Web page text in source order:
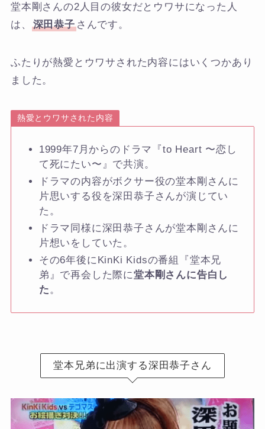
堂本剛さんの2人目の彼女だとウワサになった人
は、
深田恭子さんです。
ふたりが熱愛とウワサされた内容にはいくつかあり
ました。
熱愛とウワサされた内容
1999年7月からのドラマ『to Heart 〜恋し
て死にたい〜』で共演。
ドラマの内容がボクサー役の堂本剛さんに
片思いする役を深田恭子さんが演じてい
た。
ドラマ同様に深田恭子さんが堂本剛さんに
片想いをしていた。
その6年後にKinKi Kidsの番組『堂本兄
弟』で再会した際に堂本剛さんに告白し
た。
堂本兄弟に出演する深田恭子さん